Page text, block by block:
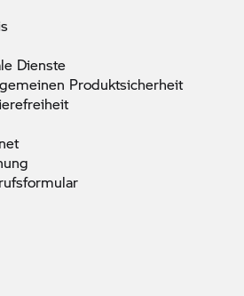
Dienste
Produktsicherheit